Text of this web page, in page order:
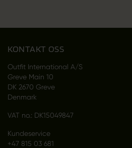
KONTAKT OSS
Outfit International A/S
Greve Main 10
DK 2670 Greve
Denmark
VAT no.: DK15049847
Kundeservice
+47 815 03 681